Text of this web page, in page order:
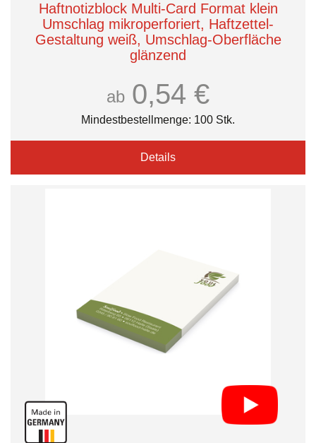
Haftnotizblock Multi-Card Format klein
Umschlag mikroperforiert, Haftzettel-
Gestaltung weiß, Umschlag-Oberfläche
glänzend
ab 0,54 €
Mindestbestellmenge: 100 Stk.
Details